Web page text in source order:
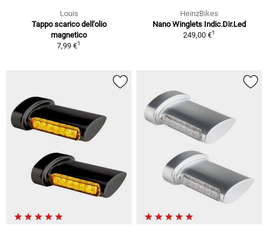
Louis
Tappo scarico dell'olio
magnetico
7,99 €1
HeinzBikes
Nano Winglets Indic.Dir.Led
249,00 €1